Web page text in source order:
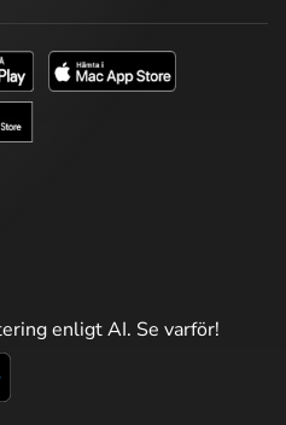
enligt AI. Se varför!